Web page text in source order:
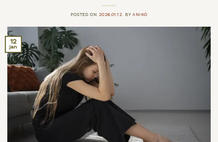
POSTED ON 2026.01.12. BYANIKÓ
12
jan